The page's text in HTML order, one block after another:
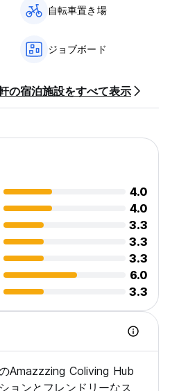
自転車置き場
ジョブボード
の宿泊施設をすべて表示
4.0
4.0
3.3
3.3
3.3
6.0
3.3
Amazzzing Coliving Hub
ョンとフレンドリーなス